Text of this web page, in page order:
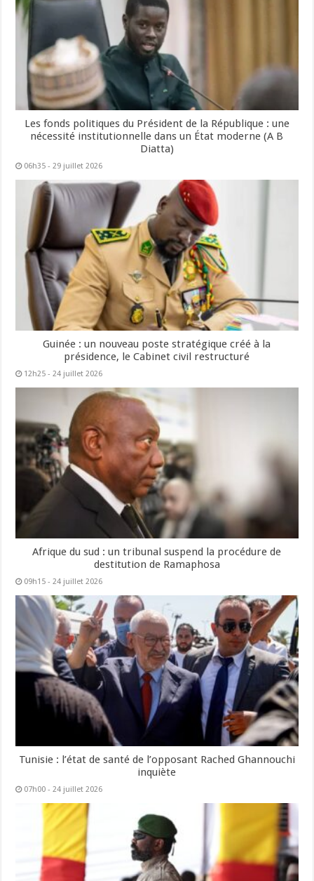
Les fonds politiques du Président de la République : une
nécessité institutionnelle dans un État moderne (A B
Diatta)
06h35 - 29 juillet 2026
Guinée : un nouveau poste stratégique créé à la
présidence, le Cabinet civil restructuré
12h25 - 24 juillet 2026
Afrique du sud : un tribunal suspend la procédure de
destitution de Ramaphosa
09h15 - 24 juillet 2026
Tunisie : l’état de santé de l’opposant Rached Ghannouchi
inquiète
07h00 - 24 juillet 2026